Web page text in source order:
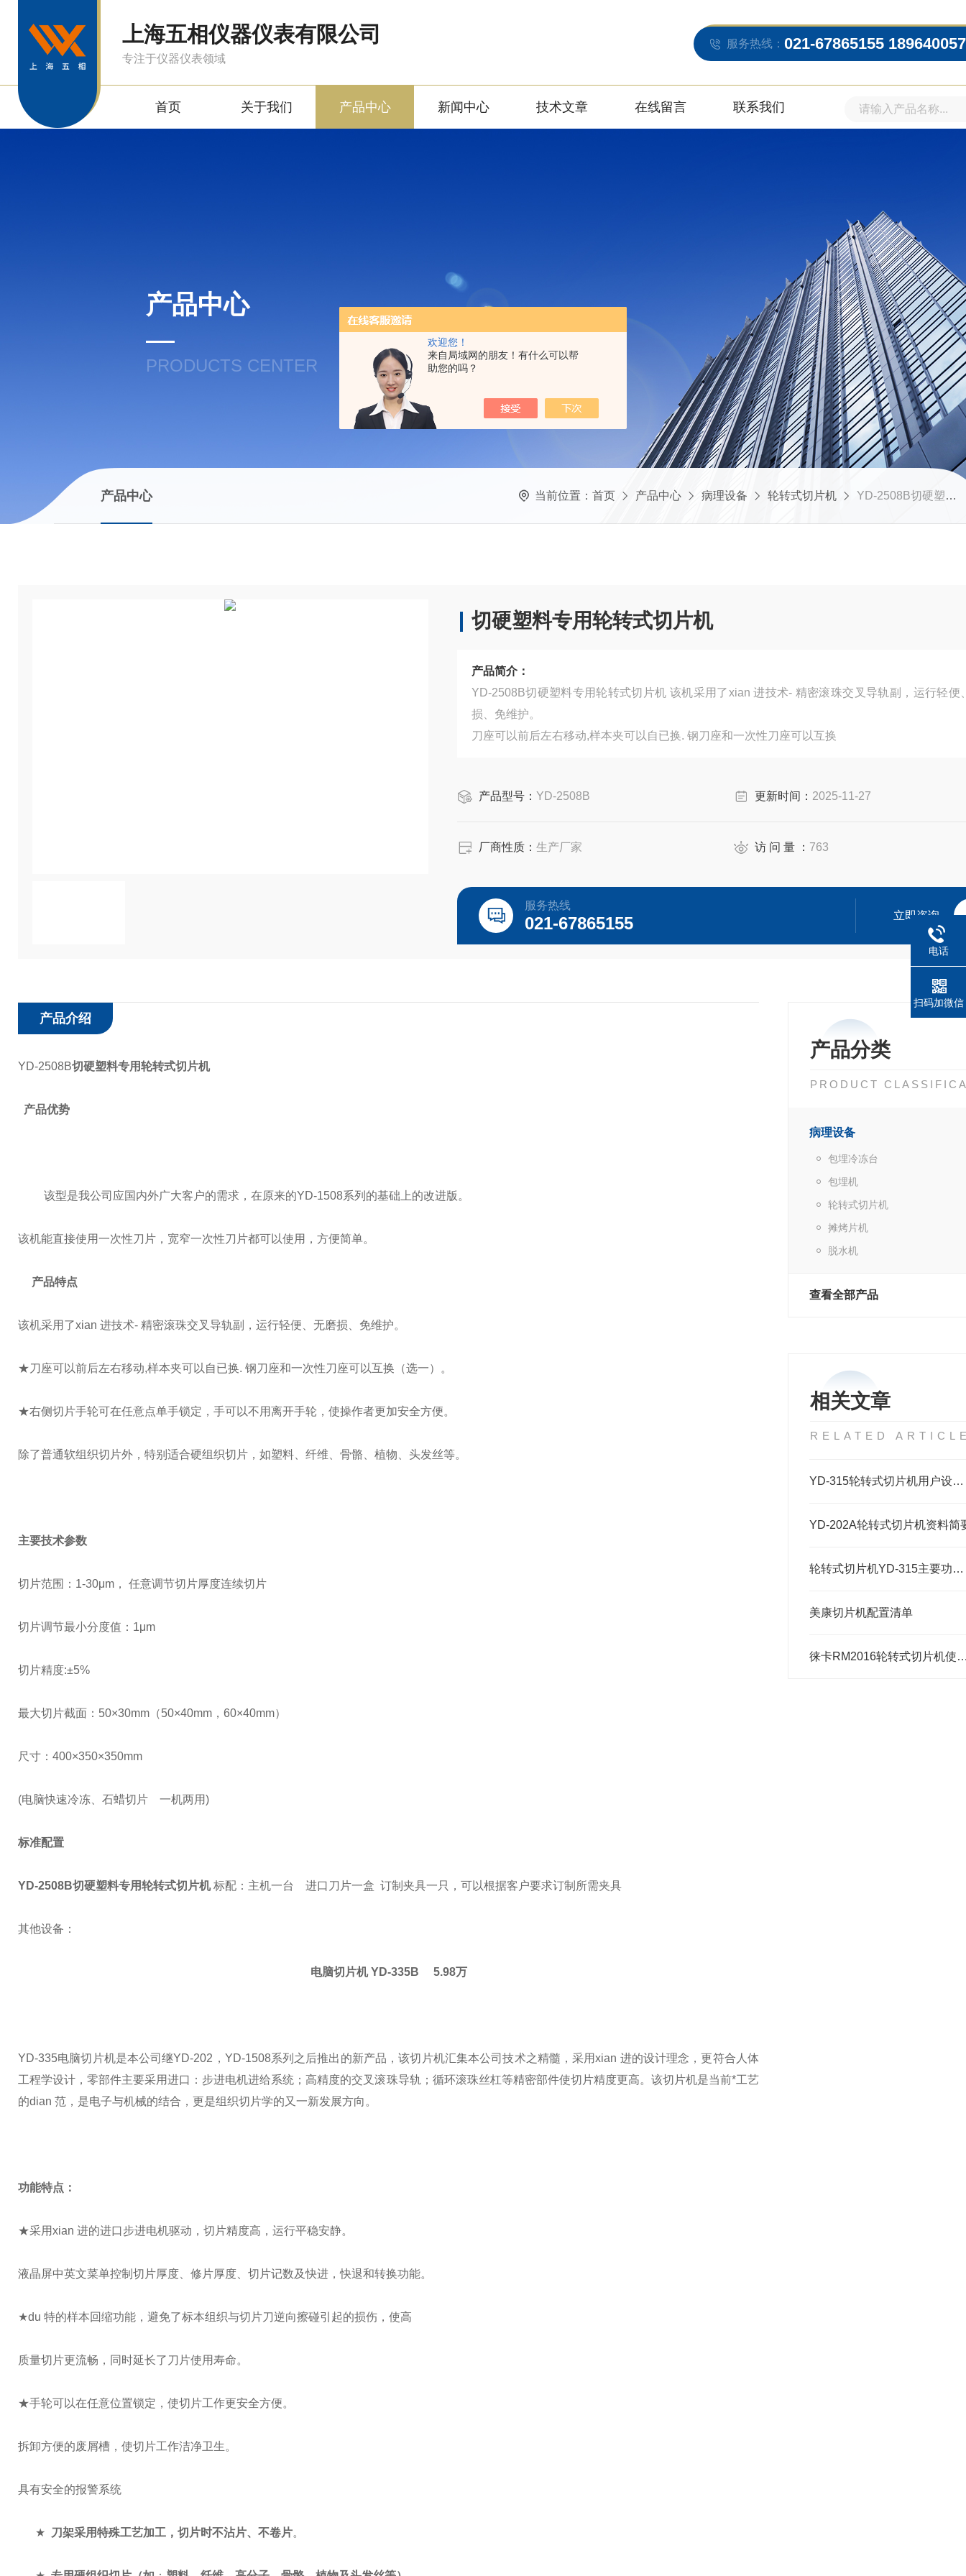
欢迎您！
来自局域网的朋友！有什么可以帮
助您的吗？
上海五相仪器仪表有限公司
专注于仪器仪表领域
服务热线： 021-67865155
首页 关于我们 产品中心 新闻中心 技术文章 在线留言 联系我们
产品中心
PRODUCTS CENTER
产品中心 当前位置： 首页 产品中心 病理设备 轮转式切片机 YD-2508B切硬塑料专用轮转式切片机
切硬塑料专用轮转式切片机
产品简介：
YD-2508B切硬塑料专用轮转式切片机 该机采用了xian 进技术- 精密滚珠交叉导轨副，运行轻便、无磨
损、免维护。
刀座可以前后左右移动,样本夹可以自已换. 钢刀座和一次性刀座可以互换
产品型号： YD-2508B 更新时间： 2025-11-27
厂商性质： 生产厂家 访 问 量 ： 763
服务热线
021-67865155 立即咨询
产品分类
PRODUCT
病理设备
包埋冷冻台
包埋机
轮转式切片机
摊烤片机
脱水机
查看全部产品
相关文章
RELATED
YD-315轮转式切片机用户设备操作介绍
YD-202A轮转式切片机资料简
轮转式切片机YD-315主要功能介绍
美康切片机配置清单
徕卡RM2016轮转式
产品介绍
YD-2508B切硬塑料专用轮转式切片机
产品优势
该型是我公司应国内外广大客户的需求，在原来的YD-1508系列的基础上的改进版。
该机能直接使用一次性刀片，宽窄一次性刀片都可以使用，方便简单。
产品特点
该机采用了xian 进技术- 精密滚珠交叉导轨副，运行轻便、无磨损、免维护。
★刀座可以前后左右移动,样本夹可以自已换. 钢刀座和一次性刀座可以互换（选一）。
★右侧切片手轮可在任意点单手锁定，手可以不用离开手轮，使操作者更加安全方便。
除了普通软组织切片外，特别适合硬组织切片，如塑料、纤维、骨骼、植物、头发丝等。
主要技术参数
切片范围： 1-30μm ， 任意调节切片厚度连续切片
切片调节最小分度值： 1μm
切片精度:±5%
最大切片截面： 50×30mm （50×40mm ， 60×40mm）
尺寸： 400×350×350mm
(电脑快速冷冻、石蜡切片 一机两用)
标准配置
YD-2508B切硬塑料专用轮转式切片机 标配：主机一台 进口刀片一盒 订制夹具一只，可以根据客户要求订制所需夹具
其他设备：
电脑切片机YD-335B 5.98万
YD-335电脑切片机是本公司继YD-202 ， YD-1508系列之后推出的新产品，该切片机汇集本公司技术之精髓，采用xian 进的设计理念，更符合人体
工程学设计，零部件主要采用进口：步进电机进给系统；高精度的交叉滚珠导轨；循环滚珠丝杠等精密部件使切片精度更高。该切片机是当前*工艺
的dian 范，是电子与机械的结合，更是组织切片学的又一新发展方向。
功能特点：
★采用xian 进的进口步进电机驱动，切片精度高，运行平稳安静。
液晶屏中英文菜单控制切片厚度、修片厚度、切片记数及快进，快退和转换功能。
★du 特的样本回缩功能，避免了标本组织与切片刀逆向擦碰引起的损伤，使高
质量切片更流畅，同时延长了刀片使用寿命。
★手轮可以在任意位置锁定，使切片工作更安全方便。
拆卸方便的废屑槽，使切片工作洁净卫生。
具有安全的报警系统
★ 刀架采用特殊工艺加工，切片时不沾片、不卷片。
电话
扫码加微信